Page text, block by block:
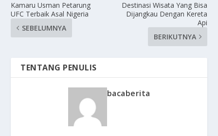
Kamaru Usman Petarung
UFC Terbaik Asal Nigeria
SEBELUMNYA
Destinasi Wisata Yang Bisa
Dijangkau Dengan Kereta
Api
BERIKUTNYA
TENTANG PENULIS
bacaberita